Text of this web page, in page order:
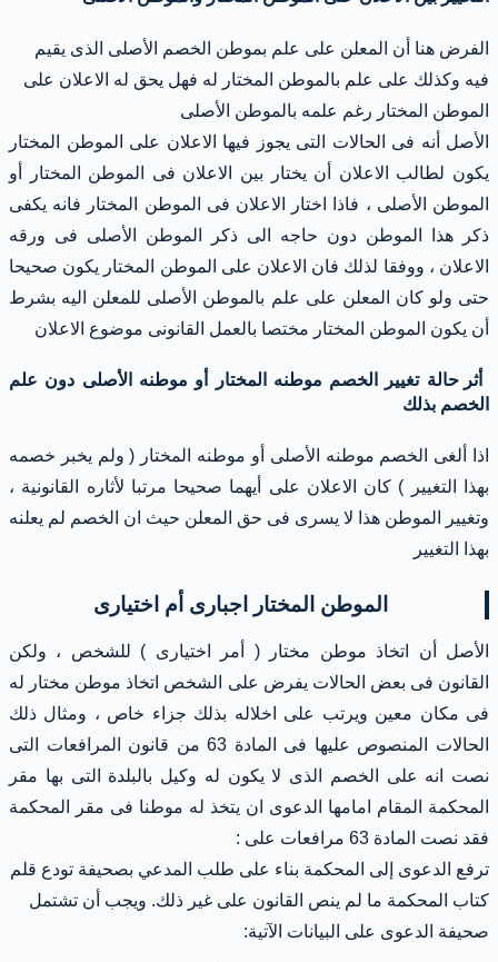
الفرض هنا أن المعلن على علم بموطن الخصم الأصلى الذى يقيم
فيه وكذلك على علم بالموطن المختار له فهل يحق له الاعلان على
الموطن المختار رغم علمه بالموطن الأصلى
الأصل أنه فى الحالات التى يجوز فيها الاعلان على الموطن المختار
يكون لطالب الاعلان أن يختار بين الاعلان فى الموطن المختار أو
الموطن الأصلى ، فاذا اختار الاعلان فى الموطن المختار فانه يكفى
ذكر هذا الموطن دون حاجه الى ذكر الموطن الأصلى فى ورقه
الاعلان ، ووفقا لذلك فان الاعلان على الموطن المختار يكون صحيحا
حتى ولو كان المعلن على علم بالموطن الأصلى للمعلن اليه بشرط
أن يكون الموطن المختار مختصا بالعمل القانونى موضوع الاعلان
أثر حالة تغيير الخصم موطنه المختار أو موطنه الأصلى دون علم
الخصم بذلك
اذا ألغى الخصم موطنه الأصلى أو موطنه المختار ( ولم يخبر خصمه
بهذا التغيير ) كان الاعلان على أيهما صحيحا مرتبا لأثاره القانونية ،
وتغيير الموطن هذا لا يسرى فى حق المعلن حيث ان الخصم لم يعلنه
بهذا التغيير
الموطن المختار اجبارى أم اختيارى
الأصل أن اتخاذ موطن مختار ( أمر اختيارى ) للشخص ، ولكن
القانون فى بعض الحالات يفرض على الشخص اتخاذ موطن مختار له
فى مكان معين ويرتب على اخلاله بذلك جزاء خاص ، ومثال ذلك
الحالات المنصوص عليها فى المادة 63 من قانون المرافعات التى
نصت انه على الخصم الذى لا يكون له وكيل بالبلدة التى بها مقر
المحكمة المقام امامها الدعوى ان يتخذ له موطنا فى مقر المحكمة
فقد نصت المادة 63 مرافعات على :
ترفع الدعوى إلى المحكمة بناء على طلب المدعي بصحيفة تودع قلم
كتاب المحكمة ما لم ينص القانون على غير ذلك. ويجب أن تشتمل
صحيفة الدعوى على البيانات الآتية: